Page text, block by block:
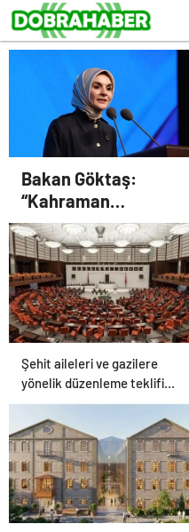
Bakan Göktaş:
“Kahraman
gazilerimizin
haklarını güçlendiren
yeni bir dönemin
kapılarını aralıyoruz”
Şehit aileleri ve gazilere
yönelik düzenleme teklifi
Meclis’te kabul edildi